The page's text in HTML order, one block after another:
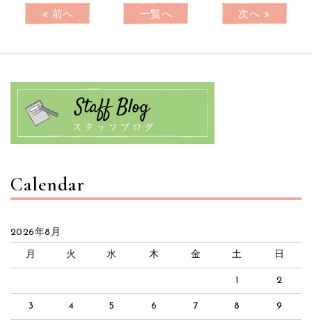
< 前へ 一覧へ 次へ >
Calendar
2026年8月
月 火 水 木 金 土 日
1 2
3 4 5 6 7 8 9